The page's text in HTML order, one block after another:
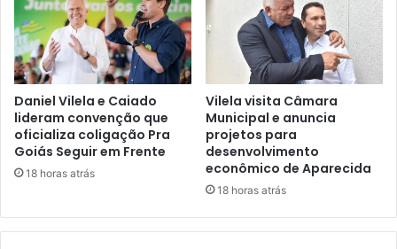
Daniel Vilela e Caiado
lideram convenção que
oficializa coligação Pra
Goiás Seguir em Frente
18 horas atrás
Vilela visita Câmara
Municipal e anuncia
projetos para
desenvolvimento
econômico de Aparecida
18 horas atrás